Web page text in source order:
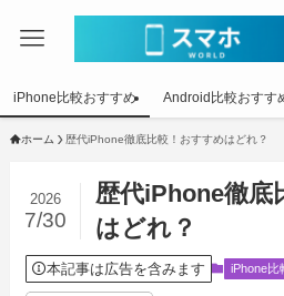
iPhone比較おすすめ Android比較おすす
ホーム 歴代iPhone徹底比較！おすすめはどれ？
歴代iPhone徹底
はどれ？
2026
7/30
本記事は広告を含みます iPhone比